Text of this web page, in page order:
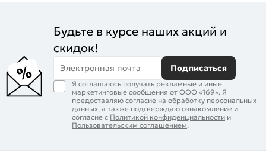
Будьте в курсе наших акций и
скидок!
Электронная почта Подписаться
Я соглашаюсь получать рекламные и иные
маркетинговые сообщения от ООО «169». Я
предоставляю согласие на обработку персональных
данных, а также подтверждаю ознакомление и
согласие с Политикой конфиденциальности и
Пользовательским соглашением.